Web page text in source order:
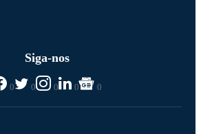
Siga-nos
0 0 0 0 0